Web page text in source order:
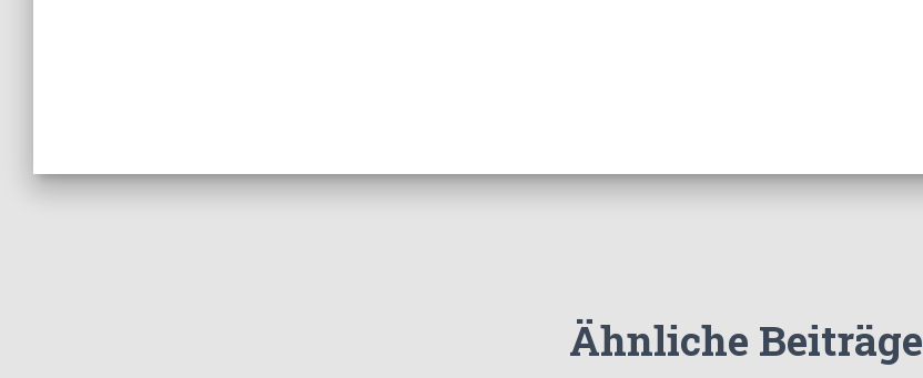
Ähnliche Beiträge